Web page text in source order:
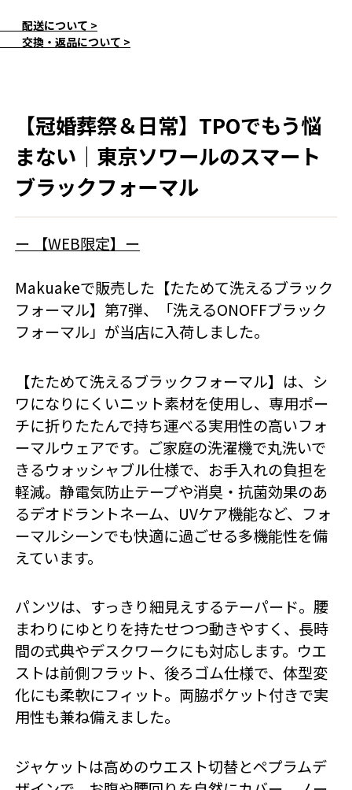
配送について >
交換・返品について >
【冠婚葬祭＆日常】TPOでもう悩
まない｜東京ソワールのスマート
ブラックフォーマル
ー 【WEB限定】ー
Makuakeで販売した【たためて洗えるブラック
フォーマル】第7弾、「洗えるONOFFブラック
フォーマル」が当店に入荷しました。
【たためて洗えるブラックフォーマル】は、シ
ワになりにくいニット素材を使用し、専用ポー
チに折りたたんで持ち運べる実用性の高いフォ
ーマルウェアです。ご家庭の洗濯機で丸洗いで
きるウォッシャブル仕様で、お手入れの負担を
軽減。静電気防止テープや消臭・抗菌効果のあ
るデオドラントネーム、UVケア機能など、フォ
ーマルシーンでも快適に過ごせる多機能性を備
えています。
パンツは、すっきり細見えするテーパード。腰
まわりにゆとりを持たせつつ動きやすく、長時
間の式典やデスクワークにも対応します。ウエ
ストは前側フラット、後ろゴム仕様で、体型変
化にも柔軟にフィット。両脇ポケット付きで実
用性も兼ね備えました。
ジャケットは高めのウエスト切替とペプラムデ